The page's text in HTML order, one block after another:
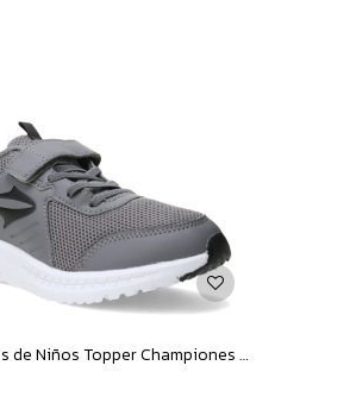
Championes de Niños Topper Championes Wind Iv Mesh Velcro - Gris - Negro